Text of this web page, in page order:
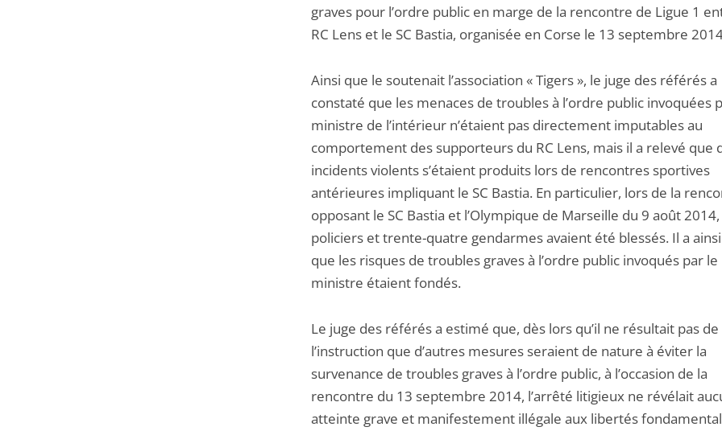
graves pour l’ordre public en marge de la rencontre de Ligue 1
RC Lens et le SC Bastia, organisée en Corse le 13 septembre
Ainsi que le soutenait l’association « Tigers », le juge des référés a
constaté que les menaces de troubles à l’ordre public invoquées
ministre de l’intérieur n’étaient pas directement imputables au
comportement des supporteurs du RC Lens, mais il a relevé que
incidents violents s’étaient produits lors de rencontres sportives
antérieures impliquant le SC Bastia. En particulier, lors de la
opposant le SC Bastia et l’Olympique de Marseille du 9 août
policiers et trente-quatre gendarmes avaient été blessés. Il a
que les risques de troubles graves à l’ordre public invoqués par le
ministre étaient fondés.
Le juge des référés a estimé que, dès lors qu’il ne résultait pas de
l’instruction que d’autres mesures seraient de nature à éviter la
survenance de troubles graves à l’ordre public, à l’occasion de la
rencontre du 13 septembre 2014, l’arrêté litigieux ne révélait
atteinte grave et manifestement illégale aux libertés